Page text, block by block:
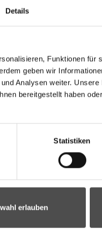
Details
Funktionen für
geben wir
Analysen weiter.
bereitgestellt haben
Statistiken
erlauben